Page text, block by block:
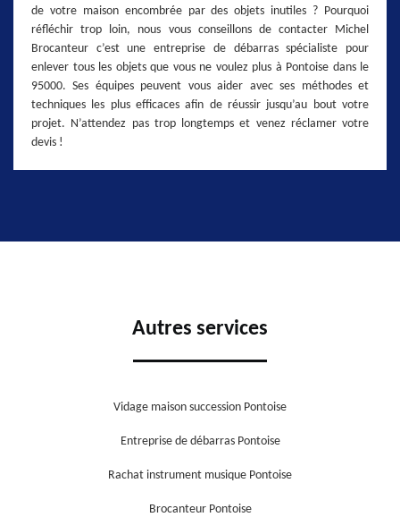
de votre maison encombrée par des objets inutiles ? Pourquoi
réfléchir trop loin, nous vous conseillons de contacter Michel
Brocanteur c’est une entreprise de débarras spécialiste pour
enlever tous les objets que vous ne voulez plus à Pontoise dans le
95000. Ses équipes peuvent vous aider avec ses méthodes et
techniques les plus efficaces afin de réussir jusqu’au bout votre
projet. N’attendez pas trop longtemps et venez réclamer votre
devis !
Autres services
Vidage maison succession Pontoise
Entreprise de débarras Pontoise
Rachat instrument musique Pontoise
Brocanteur Pontoise